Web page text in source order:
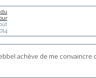
achève de me convaincre